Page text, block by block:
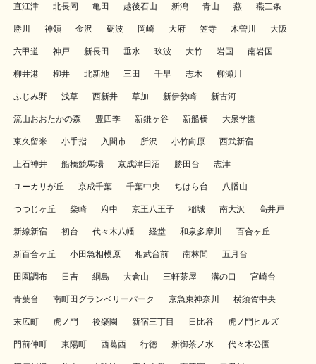
直江津 北長岡 亀田 越後石山 新潟 青山 燕 燕三条
勝川 神領 金沢 砺波 岡崎 大府 笠寺 木曽川 大阪
六甲道 神戸 新長田 垂水 玖波 大竹 岩国 南岩国
柳井港 柳井 北新地 三田 千早 志木 柳瀬川
ふじみ野 浅草 西新井 草加 新伊勢崎 新古河
流山おおたかの森 豊四季 新鎌ヶ谷 新船橋 大泉学園
東久留米 小手指 入間市 所沢 小竹向原 西武新宿
上石神井 船橋競馬場 京成津田沼 勝田台 志津
ユーカリが丘 京成千葉 千葉中央 ちはら台 八幡山
つつじヶ丘 柴崎 府中 京王八王子 稲城 南大沢 高井戸
新線新宿 初台 代々木八幡 経堂 和泉多摩川 百合ヶ丘
新百合ヶ丘 小田急相模原 相武台前 南林間 五月台
田園調布 日吉 綱島 大倉山 三軒茶屋 溝の口 宮崎台
青葉台 南町田グランベリーパーク 京急東神奈川 横須賀中央
末広町 虎ノ門 後楽園 新宿三丁目 日比谷 虎ノ門ヒルズ
門前仲町 東陽町 西葛西 行徳 新御茶ノ水 代々木公園